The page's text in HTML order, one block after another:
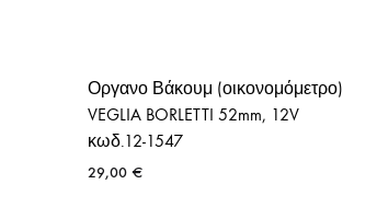
Οργανο Βάκουμ (οικονομόμετρο)
VEGLIA BORLETTI 52mm, 12V
κωδ.12-1547
29,00 €